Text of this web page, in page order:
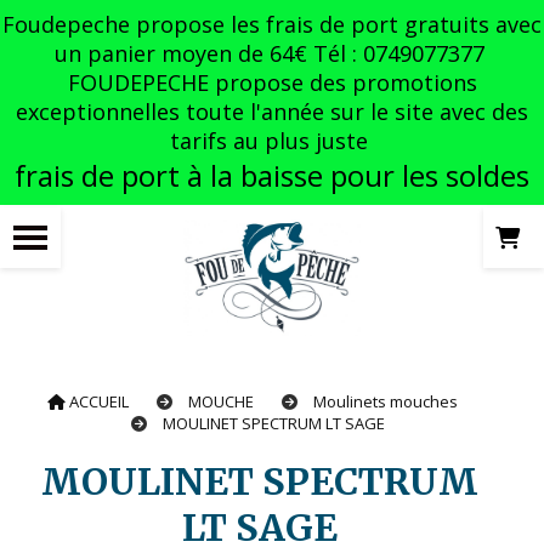
Foudepeche propose les frais de port gratuits avec
un panier moyen de 64€ Tél : 0749077377
FOUDEPECHE propose des promotions
exceptionnelles toute l'année sur le site avec des
tarifs au plus juste
frais de port à la baisse pour les soldes
ACCUEIL MOUCHE
Moulinets mouches
MOULINET SPECTRUM LT SAGE
MOULINET SPECTRUM
LT SAGE